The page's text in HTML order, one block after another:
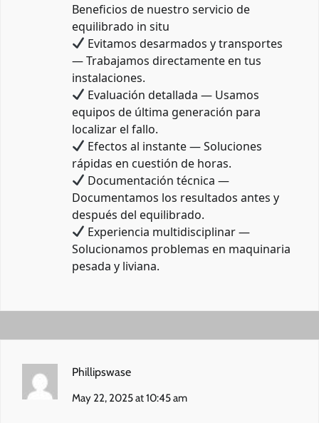
Beneficios de nuestro servicio de
equilibrado in situ
Evitamos desarmados y transportes
— Trabajamos directamente en tus
instalaciones.
Evaluación detallada — Usamos
equipos de última generación para
localizar el fallo.
Efectos al instante — Soluciones
rápidas en cuestión de horas.
Documentación técnica —
Documentamos los resultados antes y
después del equilibrado.
Experiencia multidisciplinar —
Solucionamos problemas en maquinaria
pesada y liviana.
Phillipswase
May 22, 2025 at 10:45 am